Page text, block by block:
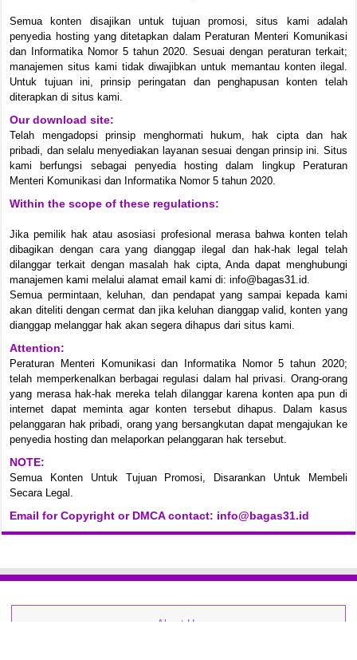
Semua konten disajikan untuk tujuan promosi, situs kami adalah
penyedia hosting yang ditetapkan dalam Peraturan Menteri Komunikasi
dan Informatika Nomor 5 tahun 2020. Sesuai dengan peraturan terkait;
manajemen situs kami tidak diwajibkan untuk memantau konten ilegal.
Untuk tujuan ini, prinsip peringatan dan penghapusan konten telah
diterapkan di situs kami.
Our download site:
Telah mengadopsi prinsip menghormati hukum, hak cipta dan hak
pribadi, dan selalu menyediakan layanan sesuai dengan prinsip ini. Situs
kami berfungsi sebagai penyedia hosting dalam lingkup Peraturan
Menteri Komunikasi dan Informatika Nomor 5 tahun 2020.
Within the scope of these regulations:
Jika pemilik hak atau asosiasi profesional merasa bahwa konten telah
dibagikan dengan cara yang dianggap ilegal dan hak-hak legal telah
dilanggar terkait dengan masalah hak cipta, Anda dapat menghubungi
manajemen kami melalui alamat email kami di: info@bagas31.id.
Semua permintaan, keluhan, dan pendapat yang sampai kepada kami
akan diteliti dengan cermat dan jika keluhan dianggap valid, konten yang
dianggap melanggar hak akan segera dihapus dari situs kami.
Attention:
Peraturan Menteri Komunikasi dan Informatika Nomor 5 tahun 2020;
telah memperkenalkan berbagai regulasi dalam hal privasi. Orang-orang
yang merasa hak-hak mereka telah dilanggar karena konten apa pun di
internet dapat meminta agar konten tersebut dihapus. Dalam kasus
pelanggaran hak pribadi, orang yang bersangkutan dapat mengajukan ke
penyedia hosting dan melaporkan pelanggaran hak tersebut.
NOTE:
Semua Konten Untuk Tujuan Promosi, Disarankan Untuk Membeli
Secara Legal.
Email for Copyright or DMCA contact: info@bagas31.id
About Us